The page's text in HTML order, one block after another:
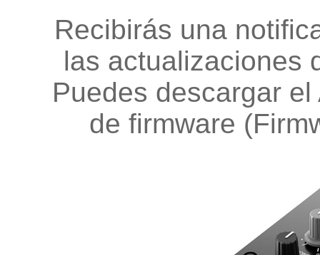
Recibirás una
las actualizaciones
Puedes descargar
de firmware